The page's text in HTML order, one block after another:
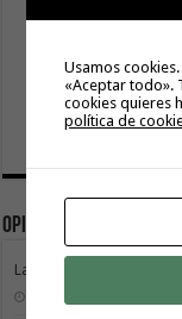
Opinión
La Gomera transforma
Usamos
«Aceptar todo».
cookies quieres
política de